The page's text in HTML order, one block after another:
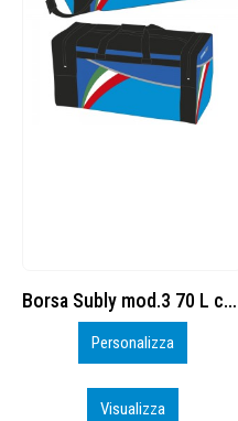
BS600 – PROMO
Personalizza
Visualizza